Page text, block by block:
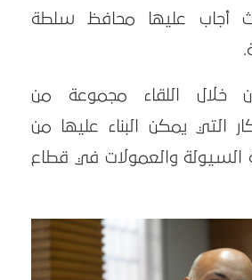
أجاب عليها محافظ سلطة
خلال اللقاء مجموعة من
التي يمكن البناء عليها من
السيولة والعمولات في قطاع